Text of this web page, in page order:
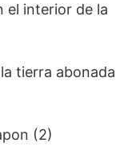
el interior de la
tierra abonada